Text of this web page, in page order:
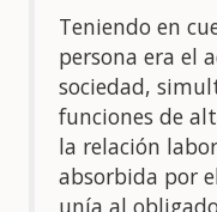
Teniendo en
persona era el
sociedad,
funciones de
la relación
absorbida por
unía al